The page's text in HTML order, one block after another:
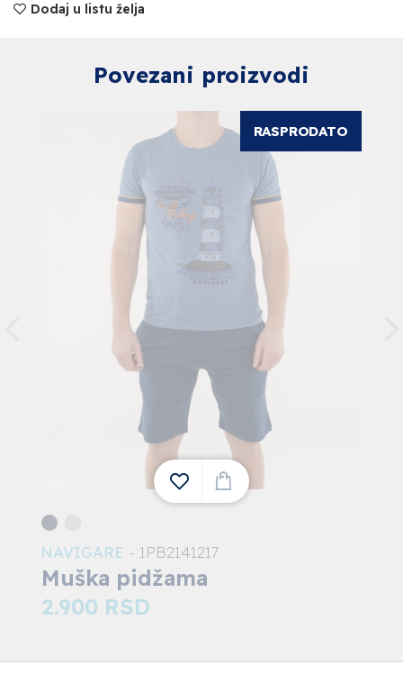
Dodaj u listu želja
Povezani proizvodi
RASPRODATO
1
NAVIGARE - 1PB2141217
Muška pidžama
2.900 RSD